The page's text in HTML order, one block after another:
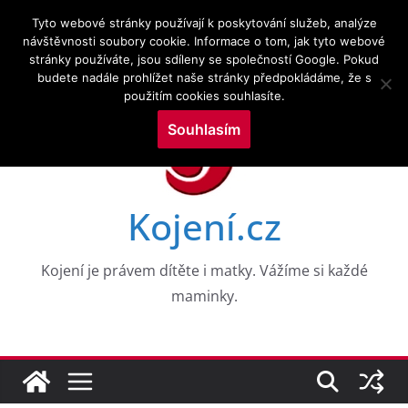
obsah
6.8.2026
Novinky: CESTY K NEROVNOSTEM V DUŠEVNÍM ZDRAVÍ
DĚTÍ V RANÉM VĚKU: DŮKAZY Z 8 VKOHORT
NAROZENÝCH
Drogy a kojení a zkoumání služeb v perinatálním
Výzkumné trendy kojení a kojenecké výživy ve
mapovací analýza
WHO PRO EVROPU, 2026
Aktuální témata v kojení a laktační medicíně
Kojení.cz
Kojení je právem dítěte i matky. Vážíme si každé
maminky.
Tyto webové stránky používají k poskytování služeb, analýze
návštěvnosti soubory cookie. Informace o tom, jak tyto webové
stránky používáte, jsou sdíleny se společností Google. Pokud
budete nadále prohlížet naše stránky předpokládáme, že s
použitím cookies souhlasíte.
Souhlasím